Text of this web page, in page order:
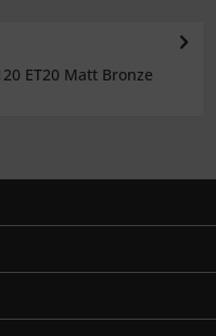
ET20 Matt Bronze